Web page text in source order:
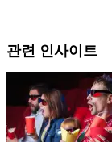
관련 인사이트